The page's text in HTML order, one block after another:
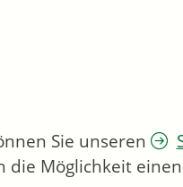
Sie unseren
die Möglichkeit